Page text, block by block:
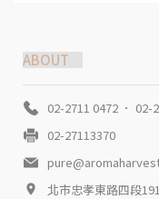
ABOUT
02-2711 0472 ． 02-
02-27113370
北市忠孝東路四段